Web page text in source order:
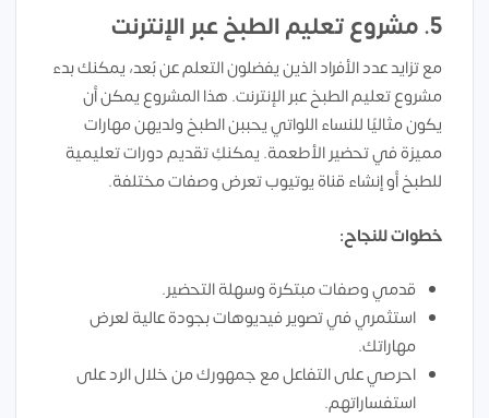
5. مشروع تعليم الطبخ عبر الإنترنت
مع تزايد عدد الأفراد الذين يفضلون التعلم عن بُعد، يمكنك بدء
مشروع تعليم الطبخ عبر الإنترنت. هذا المشروع يمكن أن
يكون مثاليًا للنساء اللواتي يحببن الطبخ ولديهن مهارات
مميزة في تحضير الأطعمة. يمكنكِ تقديم دورات تعليمية
للطبخ أو إنشاء قناة يوتيوب تعرض وصفات مختلفة.
خطوات للنجاح:
قدمي وصفات مبتكرة وسهلة التحضير.
استثمري في تصوير فيديوهات بجودة عالية لعرض
مهاراتك.
احرصي على التفاعل مع جمهورك من خلال الرد على
استفساراتهم.